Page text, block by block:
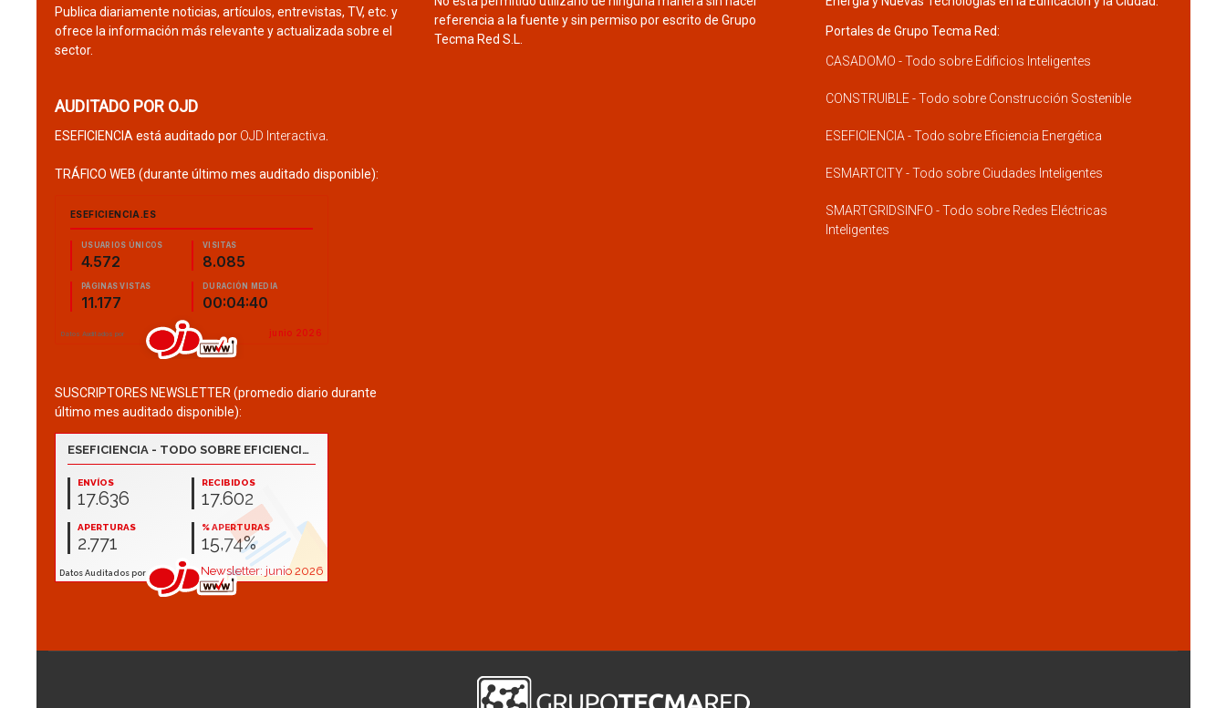
Publica diariamente noticias, artículos, entrevistas, TV, etc. y
ofrece la información más relevante y actualizada sobre el
sector.
AUDITADO POR OJD
ESEFICIENCIA está auditado por OJD Interactiva
TRÁFICO WEB (durante último mes auditado disponible):
SUSCRIPTORES NEWSLETTER (promedio diario durante
último mes auditado disponible):
referencia a la fuente y sin permiso por escrito de Grupo
Tecma Red S.L.
Portales de Grupo Tecma Red:
CASADOMO - Todo sobre Edificios Inteligentes
CONSTRUIBLE - Todo sobre Construcción Sostenible
ESEFICIENCIA - Todo sobre Eficiencia Energética
ESMARTCITY - Todo sobre Ciudades Inteligentes
SMARTGRIDSINFO - Todo sobre Redes Eléctricas
Inteligentes